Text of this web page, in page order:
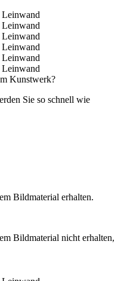
Kunstwerk?
Sie so schnell wie
Bildmaterial erhalten.
Bildmaterial nicht erhalten,